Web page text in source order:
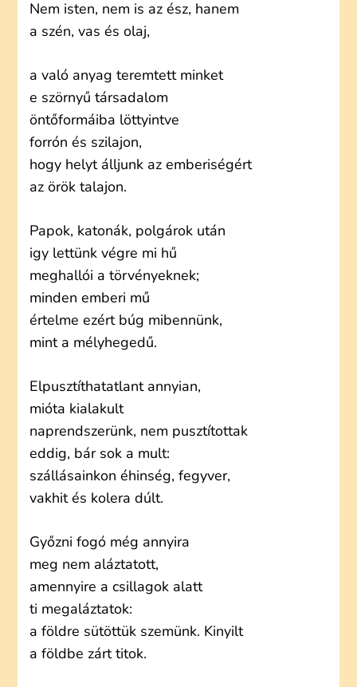
Nem isten, nem is az ész, hanem
a szén, vas és olaj,
a való anyag teremtett minket
e szörnyű társadalom
öntőformáiba löttyintve
forrón és szilajon,
hogy helyt álljunk az emberiségért
az örök talajon.
Papok, katonák, polgárok után
igy lettünk végre mi hű
meghallói a törvényeknek;
minden emberi mű
értelme ezért búg mibennünk,
mint a mélyhegedű.
Elpusztíthatatlant annyian,
mióta kialakult
naprendszerünk, nem pusztítottak
eddig, bár sok a mult:
szállásainkon éhinség, fegyver,
vakhit és kolera dúlt.
Győzni fogó még annyira
meg nem aláztatott,
amennyire a csillagok alatt
ti megaláztatok:
a földre sütöttük szemünk. Kinyilt
a földbe zárt titok.